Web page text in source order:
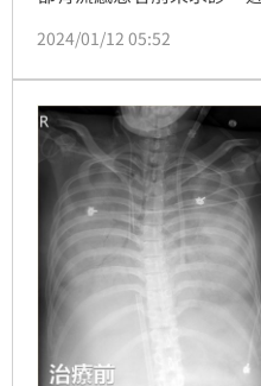
&middot;
2024/01/12 05:52